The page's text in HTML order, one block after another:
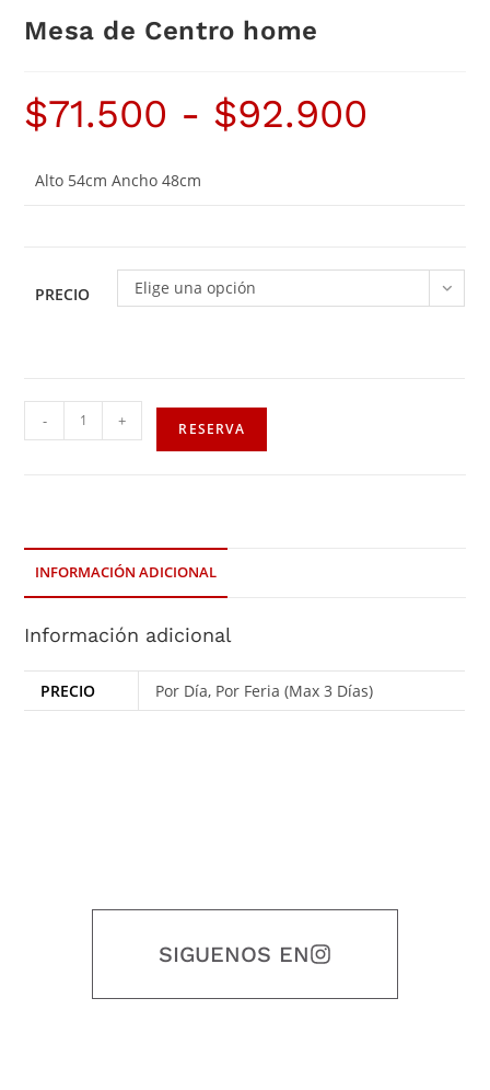
Mesa de Centro home
$71.500 - $92.900
Alto 54cm Ancho 48cm
PRECIO Elige una opción
- + RESERVA
INFORMACIÓN ADICIONAL
Información adicional
PRECIO Por Día, Por Feria (Max 3 Días)
SIGUENOS EN